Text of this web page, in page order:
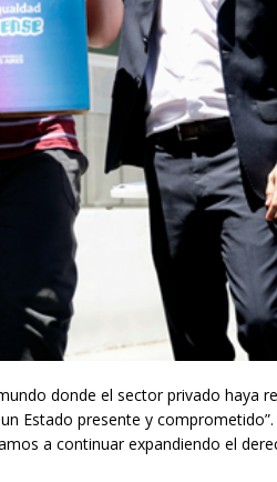
donde el sector privado haya
Estado presente y
a continuar expandiendo el